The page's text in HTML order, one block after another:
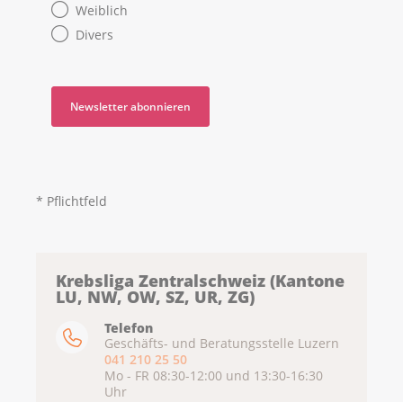
Weiblich
Divers
* Pflichtfeld
Krebsliga Zentralschweiz (Kantone
LU, NW, OW, SZ, UR, ZG)
Telefon
Geschäfts- und Beratungsstelle Luzern
041 210 25 50
Mo - FR 08:30-12:00 und 13:30-16:30
Uhr